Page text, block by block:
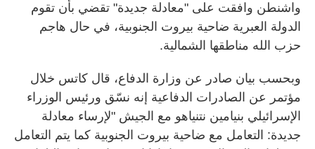
واشنطن وافقت على "معادلة جديدة" تقضي بأن تقوم
الدولة العبرية ضاحية بيروت الجنوبية، في حال هاجم
حزب الله مناطقها الشمالية.
وبحسب بيان صادر عن وزارة الدفاع، قال كاتس خلال
مؤتمر عن الصادرات الدفاعية إنه نسّق ورئيس الوزراء
الإسرائيلي بنيامين نتنياهو مع الجيش "لإرساء معادلة
جديدة: التعامل مع ضاحية بيروت الجنوبية كما يتم التعامل